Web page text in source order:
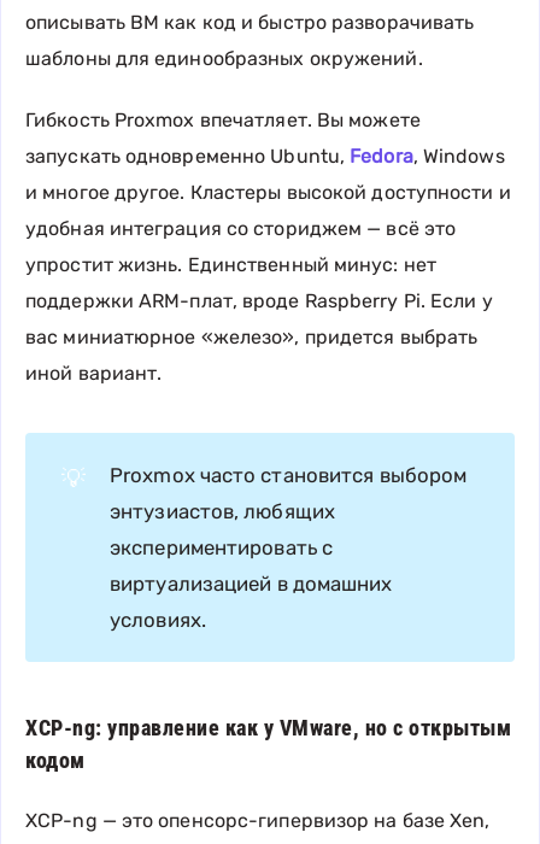
описывать ВМ как код и быстро разворачивать
шаблоны для единообразных окружений.
Гибкость Proxmox впечатляет. Вы можете
запускать одновременно Ubuntu, Fedora, Windows
и многое другое. Кластеры высокой доступности и
удобная интеграция со сториджем — всё это
упростит жизнь. Единственный минус: нет
поддержки ARM-плат, вроде Raspberry Pi. Если у
вас миниатюрное «железо», придется выбрать
иной вариант.
💡
Proxmox часто становится выбором
энтузиастов, любящих
экспериментировать с
виртуализацией в домашних
условиях.
XCP-ng: управление как у VMware, но с открытым
кодом
XCP-ng — это опенсорс-гипервизор на базе Xen,